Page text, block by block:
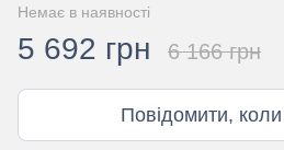
Немає в наявності
5 692 грн 6 166 грн
Повідомити, коли